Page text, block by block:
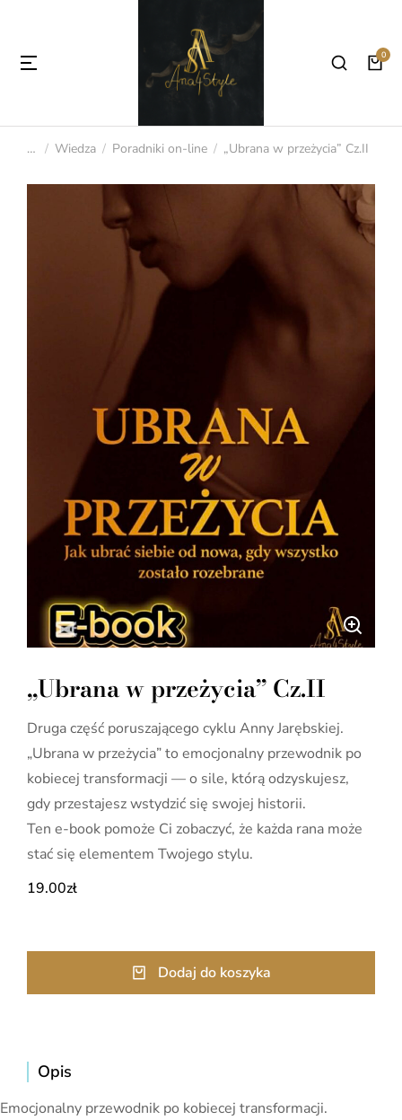
Jesteś tutaj:
Wiedza Poradniki on-line „Ubrana w przeżycia” Cz.II
„Ubrana w przeżycia” Cz.II
Druga część poruszającego cyklu Anny Jarębskiej.
„Ubrana w przeżycia” to emocjonalny przewodnik po
kobiecej transformacji — o sile, którą odzyskujesz,
gdy przestajesz wstydzić się swojej historii.
Ten e-book pomoże Ci zobaczyć, że każda rana może
stać się elementem Twojego stylu.
19.00zł
Dodaj do koszyka
Opis
Emocjonalny przewodnik po kobiecej transformacji.